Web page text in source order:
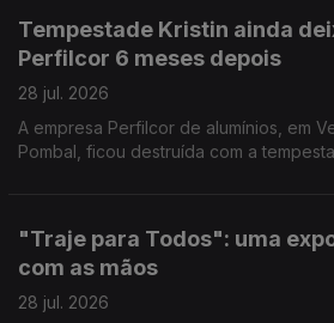
Tempestade Kristin ainda
Perfilcor 6 meses depois
28 jul. 2026
A empresa Perfilcor de alumínios, em
Pombal, ficou destruída com a
"Traje para Todos": uma
com as mãos
28 jul. 2026